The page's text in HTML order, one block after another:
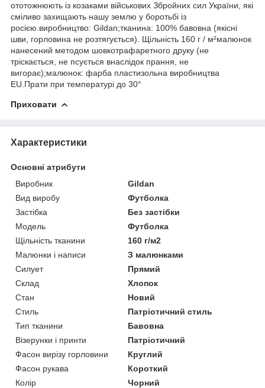
ототожнюють із козаками військових Збройних сил України, які
сміливо захищають нашу землю у боротьбі із
росією.виробництво: Gildan;тканина: 100% бавовна (якісні
шви, горловина не розтягується). Щільність 160 г / м²малюнок
нанесений методом шовкотрафаретного друку (не
тріскається, не псується внаслідок прання, не
вигорає);малюнок: фарба пластизольна виробництва
EU.Прати при температурі до 30°
Приховати
Характеристики
Основні атрибути
Виробник
Gildan
Вид виробу
Футболка
Застібка
Без застібки
Модель
Футболка
Щільність тканини
160 г/м2
Малюнки і написи
З малюнками
Силует
Прямий
Склад
Хлопок
Стан
Новий
Стиль
Патріотичний стиль
Тип тканини
Бавовна
Візерунки і принти
Патріотичний
Фасон вирізу горловини
Круглий
Фасон рукава
Короткий
Колір
Чорний